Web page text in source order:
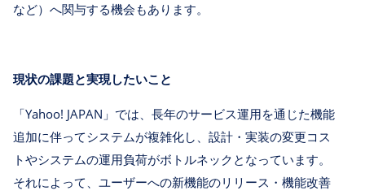
など）へ関与する機会もあります。
現状の課題と実現したいこと
「Yahoo! JAPAN」では、長年のサービス運用を通じた機能
追加に伴ってシステムが複雑化し、設計・実装の変更コス
トやシステムの運用負荷がボトルネックとなっています。
それによって、ユーザーへの新機能のリリース・機能改善